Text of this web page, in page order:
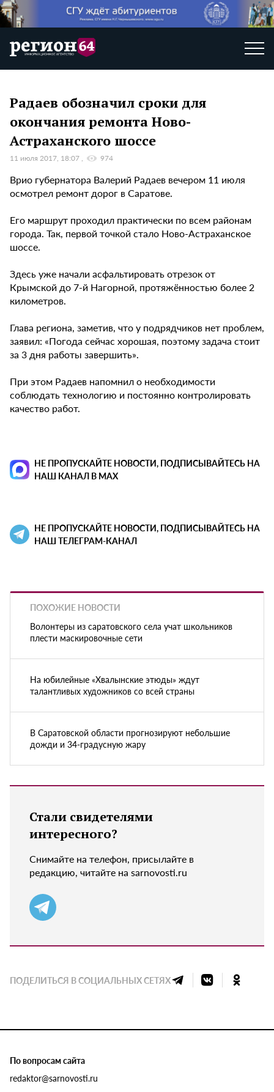
Радаев обозначил сроки для
окончания ремонта Ново-
Астраханского шоссе
11 июля 2017, 18:07 974
Врио губернатора Валерий Радаев вечером 11 июля
осмотрел ремонт дорог в Саратове.
Его маршрут проходил практически по всем районам
города. Так, первой точкой стало Ново-Астраханское
шоссе.
Здесь уже начали асфальтировать отрезок от
Крымской до 7-й Нагорной, протяжённостью более 2
километров.
Глава региона, заметив, что у подрядчиков нет проблем,
заявил: «Погода сейчас хорошая, поэтому задача стоит
за 3 дня работы завершить».
При этом Радаев напомнил о необходимости
соблюдать технологию и постоянно контролировать
качество работ.
НЕ ПРОПУСКАЙТЕ НОВОСТИ, ПОДПИСЫВАЙТЕСЬ НА
НАШ КАНАЛ В MAX
НЕ ПРОПУСКАЙТЕ НОВОСТИ, ПОДПИСЫВАЙТЕСЬ НА
НАШ ТЕЛЕГРАМ-КАНАЛ
ПОХОЖИЕ НОВОСТИ
Волонтеры из саратовского села учат школьников
плести маскировочные сети
На юбилейные «Хвалынские этюды» ждут
талантливых художников со всей страны
В Саратовской области прогнозируют небольшие
дожди и 34-градусную жару
Стали свидетелями
интересного?
Снимайте на телефон, присылайте в
редакцию, читайте на sarnovosti.ru
ПОДЕЛИТЬСЯ В СОЦИАЛЬНЫХ СЕТЯХ
По вопросам сайта
redaktor@sarnovosti.ru